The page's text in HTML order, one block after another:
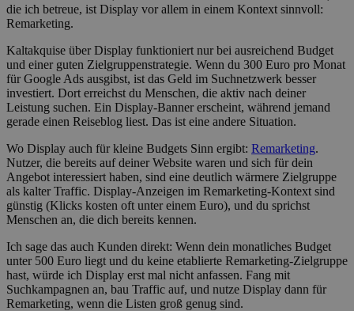
die ich betreue, ist Display vor allem in einem Kontext sinnvoll:
Remarketing.
Kaltakquise über Display funktioniert nur bei ausreichend Budget
und einer guten Zielgruppenstrategie. Wenn du 300 Euro pro Monat
für Google Ads ausgibst, ist das Geld im Suchnetzwerk besser
investiert. Dort erreichst du Menschen, die aktiv nach deiner
Leistung suchen. Ein Display-Banner erscheint, während jemand
gerade einen Reiseblog liest. Das ist eine andere Situation.
Wo Display auch für kleine Budgets Sinn ergibt: Remarketing.
Nutzer, die bereits auf deiner Website waren und sich für dein
Angebot interessiert haben, sind eine deutlich wärmere Zielgruppe
als kalter Traffic. Display-Anzeigen im Remarketing-Kontext sind
günstig (Klicks kosten oft unter einem Euro), und du sprichst
Menschen an, die dich bereits kennen.
Ich sage das auch Kunden direkt: Wenn dein monatliches Budget
unter 500 Euro liegt und du keine etablierte Remarketing-Zielgruppe
hast, würde ich Display erst mal nicht anfassen. Fang mit
Suchkampagnen an, bau Traffic auf, und nutze Display dann für
Remarketing, wenn die Listen groß genug sind.